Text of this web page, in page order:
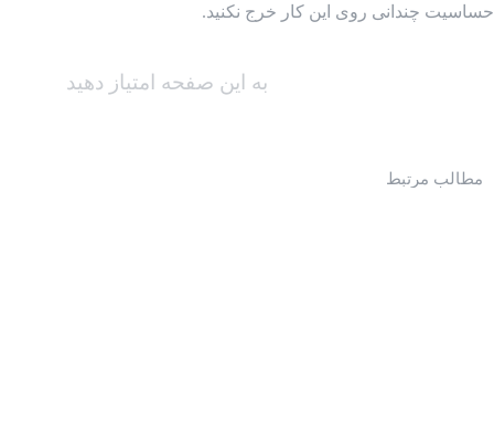
حساسیت چندانی روی این کار خرج نکنید.
به این صفحه امتیاز دهید
مطالب مرتبط